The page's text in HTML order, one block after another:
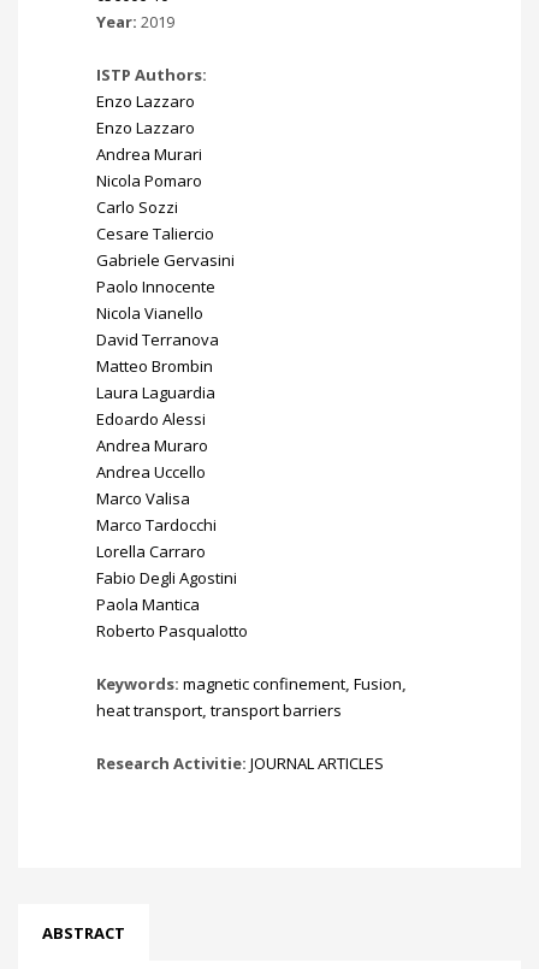
Year: 2019
ISTP Authors:
Enzo Lazzaro
Enzo Lazzaro
Andrea Murari
Nicola Pomaro
Carlo Sozzi
Cesare Taliercio
Gabriele Gervasini
Paolo Innocente
Nicola Vianello
David Terranova
Matteo Brombin
Laura Laguardia
Edoardo Alessi
Andrea Muraro
Andrea Uccello
Marco Valisa
Marco Tardocchi
Lorella Carraro
Fabio Degli Agostini
Paola Mantica
Roberto Pasqualotto
Keywords: magnetic confinement, Fusion,
heat transport, transport barriers
Research Activitie: JOURNAL ARTICLES
ABSTRACT